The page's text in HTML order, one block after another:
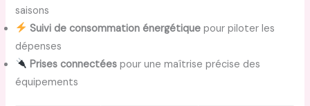
saisons
Suivi de consommation énergétique pour piloter les
dépenses
Prises connectées pour une maîtrise précise des
équipements